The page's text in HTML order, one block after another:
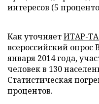
интересов (5
Как уточняетИТАР-
всероссийский
января 2014 года,
человек в 130
Статистическая
процентов.